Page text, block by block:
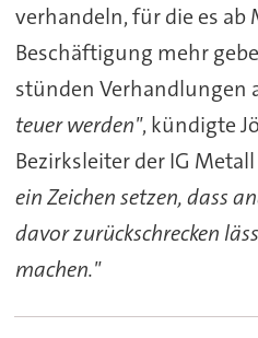
verhandeln, für die es ab
Beschäftigung mehr
stünden Verhandlungen
teuer werden", kündigte
Bezirksleiter der IG
ein Zeichen setzen, dass
davor zurückschrecken
machen."